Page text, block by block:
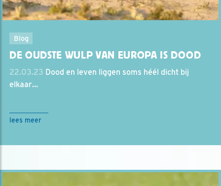
Blog
DE OUDSTE WULP VAN EUROPA IS DOOD
22.03.23 Dood en leven liggen soms héél dicht bij
elkaar…
lees meer